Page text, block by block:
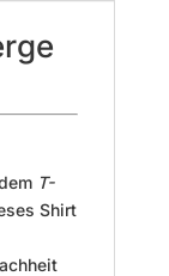
T-
Shirt